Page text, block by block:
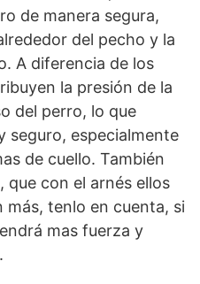
de manera segura,
del pecho y la
A diferencia de los
la presión de la
del perro, lo que
seguro, especialmente
de cuello. También
que con el arnés ellos
tenlo en cuenta, si
mas fuerza y